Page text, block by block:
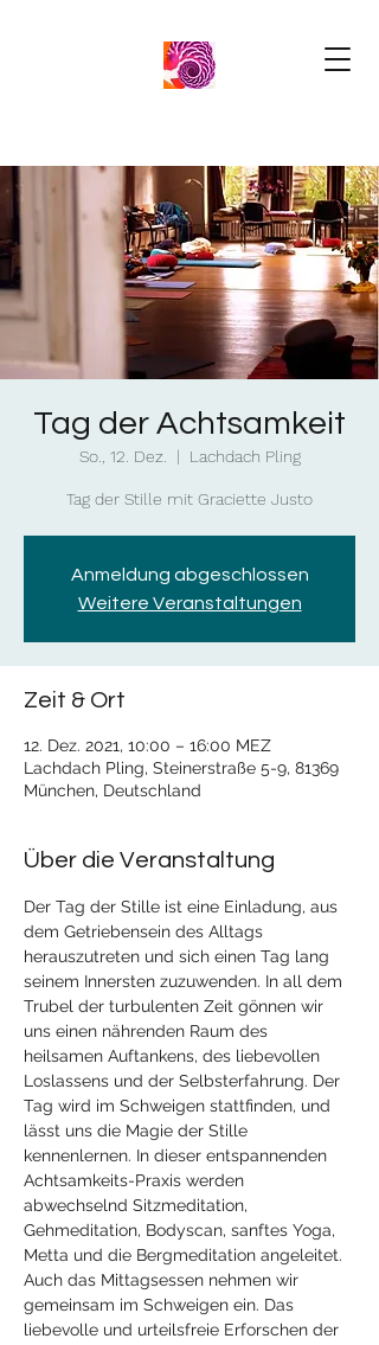
Tag der Achtsamkeit
So., 12. Dez.
  |
Lachdach Pling
Tag der Stille mit Graciette Justo
Anmeldung abgeschlossen
Weitere Veranstaltungen
Zeit & Ort
12. Dez. 2021, 10:00 – 16:00 MEZ
Lachdach Pling, Steinerstraße 5-9, 81369
München, Deutschland
Über die Veranstaltung
Der Tag der Stille ist eine Einladung, aus
dem Getriebensein des Alltags
herauszutreten und sich einen Tag lang
seinem Innersten zuzuwenden. In all dem
Trubel der turbulenten Zeit gönnen wir
uns einen nährenden Raum des
heilsamen Auftankens, des liebevollen
Loslassens und der Selbsterfahrung. Der
Tag wird im Schweigen stattfinden, und
lässt uns die Magie der Stille
kennenlernen. In dieser entspannenden
Achtsamkeits-Praxis werden
abwechselnd Sitzmeditation,
Gehmeditation, Bodyscan, sanftes Yoga,
Metta und die Bergmeditation angeleitet.
Auch das Mittagsessen nehmen wir
gemeinsam im Schweigen ein. Das
liebevolle und urteilsfreie Erforschen der